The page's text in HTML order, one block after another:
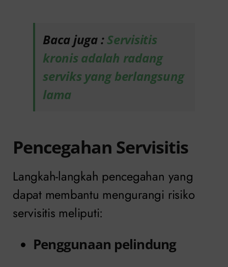
Baca juga :Servisitis
kronis adalah radang
serviks yang berlangsung
lama
Pencegahan Servisitis
Langkah-langkah pencegahan yang
dapat membantu mengurangi risiko
servisitis meliputi:
Penggunaan pelindung